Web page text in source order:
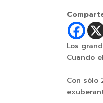
Los
Cuando
Con sólo